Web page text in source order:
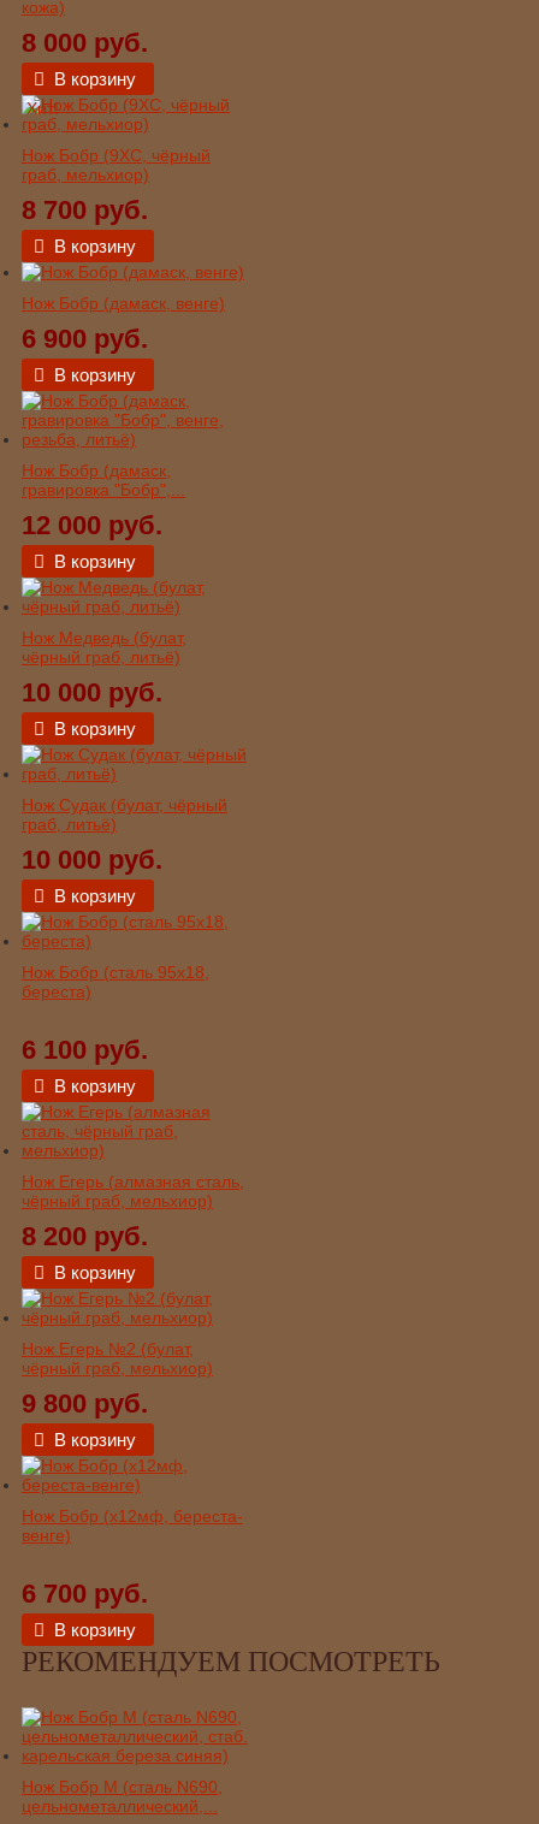
кожа)
8 000 руб.
В корзину
Хит!
Нож Бобр (9ХС, чёрный
граб, мельхиор)
8 700 руб.
В корзину
Нож Бобр (дамаск, венге)
6 900 руб.
В корзину
Нож Бобр (дамаск,
гравировка "Бобр",...
12 000 руб.
В корзину
Нож Медведь (булат,
чёрный граб, литьё)
10 000 руб.
В корзину
Нож Судак (булат, чёрный
граб, литьё)
10 000 руб.
В корзину
Нож Бобр (сталь 95х18,
береста)
6 100 руб.
В корзину
Нож Егерь (алмазная сталь,
чёрный граб, мельхиор)
8 200 руб.
В корзину
Нож Егерь №2 (булат,
чёрный граб, мельхиор)
9 800 руб.
В корзину
Нож Бобр (х12мф, береста-
венге)
6 700 руб.
В корзину
РЕКОМЕНДУЕМ ПОСМОТРЕТЬ
Нож Бобр М (сталь N690,
цельнометаллический,...